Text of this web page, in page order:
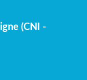
(CNI -